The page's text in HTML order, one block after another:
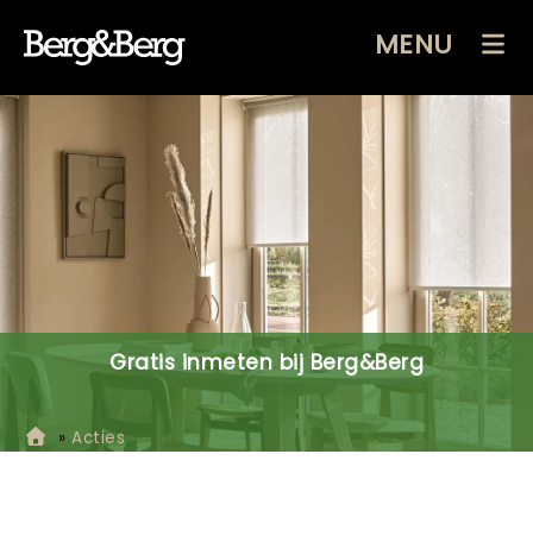
MENU
»Acties
Gratis inmeten bij Berg&Berg